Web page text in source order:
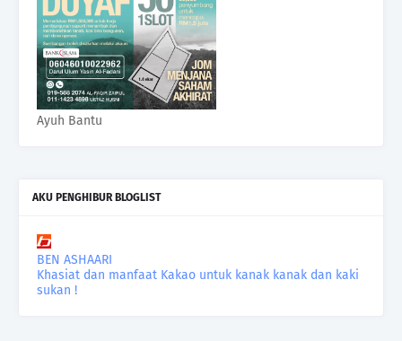
Ayuh Bantu
AKU PENGHIBUR BLOGLIST
BEN ASHAARI
Khasiat dan manfaat Kakao untuk kanak kanak dan kaki
sukan !